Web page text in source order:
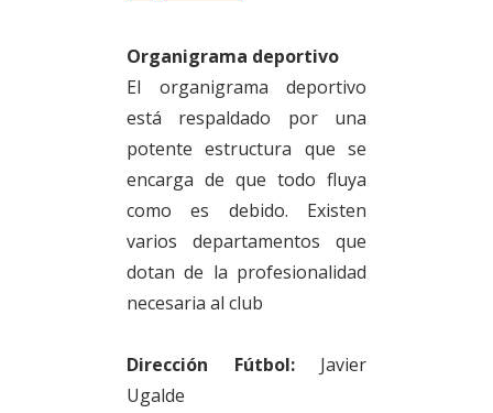
Organigrama deportivo
El organigrama deportivo
está respaldado por una
potente estructura que se
encarga de que todo fluya
como es debido. Existen
varios departamentos que
dotan de la profesionalidad
necesaria al club
Dirección Fútbol: Javier
Ugalde